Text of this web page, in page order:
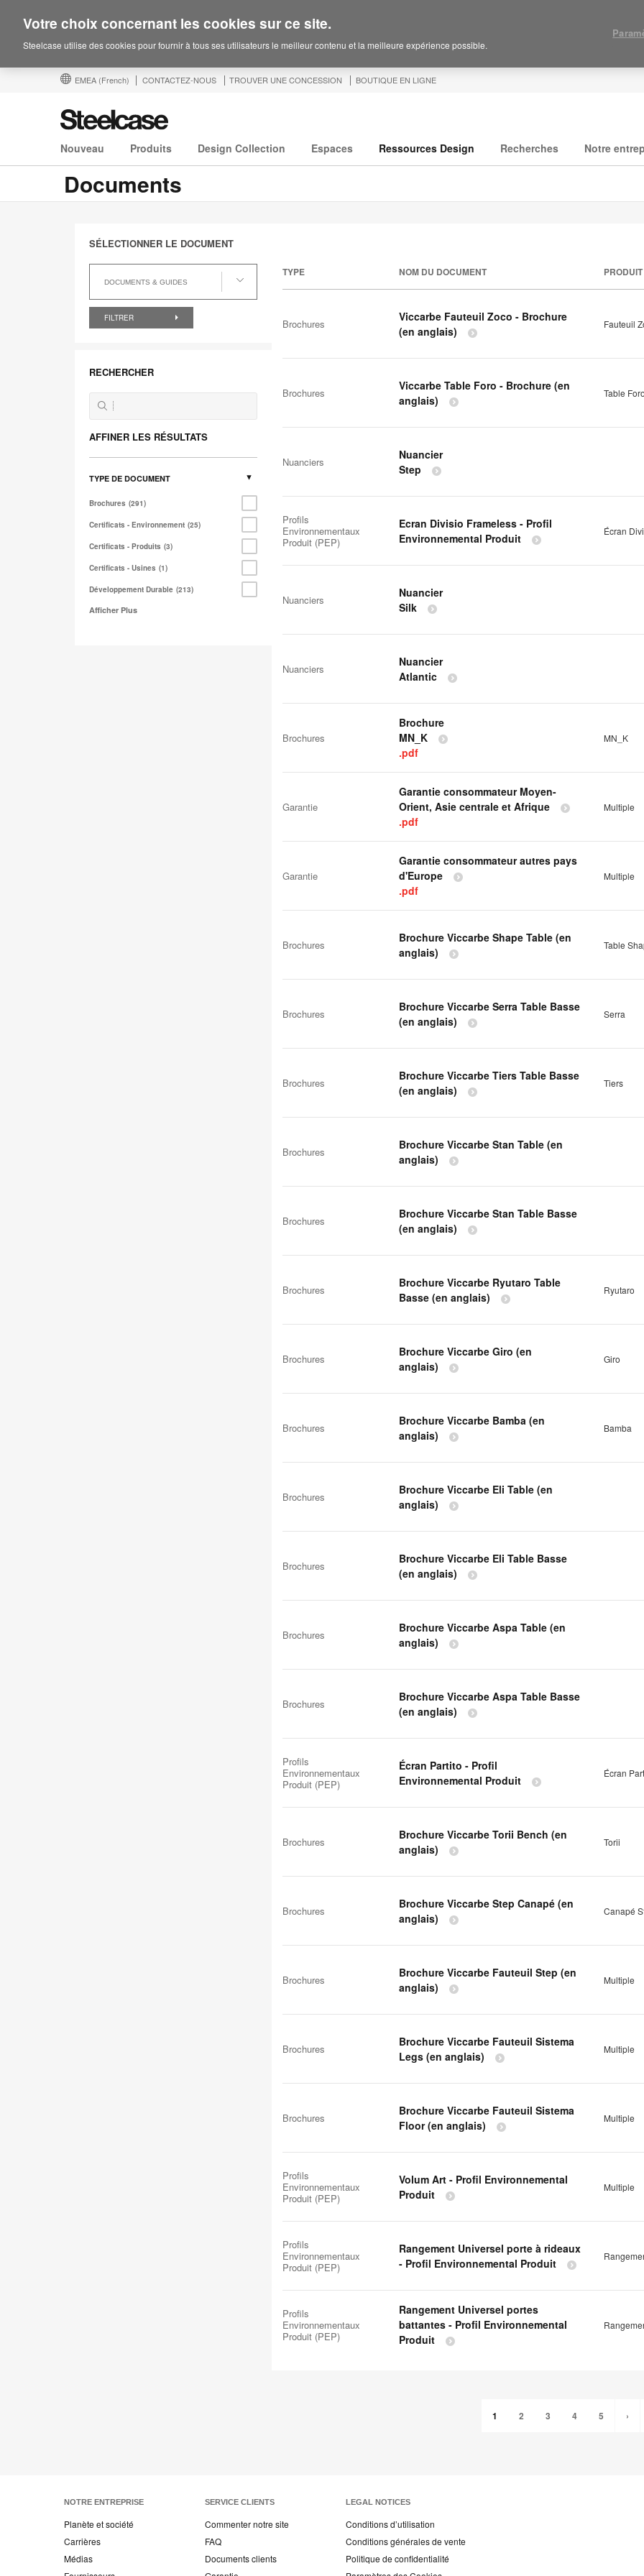
EMEA (French) CONTACTEZ-NOUS TROUVER UNE CONCESSION BOUTIQUE EN LIGNE
Nouveau Produits Design Collection Espaces Ressources Design Recherches Notre
Documents
SÉLECTIONNER LE DOCUMENT
DOCUMENTS & GUIDES
FILTRER
RECHERCHER
AFFINER LES RÉSULTATS
TYPE DE DOCUMENT
Brochures 291
Certificats - Environnement 25
Certificats - Produits 3
Certificats - Usines 1
Développement Durable 213
Afficher Plus
TYPE NOM DU DOCUMENT PRODUIT
Brochures
Viccarbe Fauteuil Zoco - Brochure
(en anglais)
Fauteuil
Brochures
Viccarbe Table Foro - Brochure (en
anglais)
Table
Nuanciers
Nuancier
Step
Profils
Environnementaux
Produit (PEP)
Ecran Divisio Frameless - Profil
Environnemental Produit
Écran
Nuanciers
Nuancier
Silk
Nuanciers
Nuancier
Atlantic
Brochures
Brochure
MN_K
.pdf
MN_K
Garantie
Garantie consommateur Moyen-
Orient, Asie centrale et Afrique
.pdf
Multiple
Garantie
Garantie consommateur autres pays
d'Europe
.pdf
Multiple
Brochures
Brochure Viccarbe Shape Table (en
anglais)
Table
Brochures
Brochure Viccarbe Serra Table Basse
(en anglais)
Serra
Brochures
Brochure Viccarbe Tiers Table Basse
(en anglais)
Tiers
Brochures
Brochure Viccarbe Stan Table (en
anglais)
Brochures
Brochure Viccarbe Stan Table Basse
(en anglais)
Brochures
Brochure Viccarbe Ryutaro Table
Basse (en anglais)
Ryutaro
Brochures
Brochure Viccarbe Giro (en
anglais)
Giro
Brochures
Brochure Viccarbe Bamba (en
anglais)
Bamba
Brochures
Brochure Viccarbe Eli Table (en
anglais)
Brochures
Brochure Viccarbe Eli Table Basse
(en anglais)
Brochures
Brochure Viccarbe Aspa Table (en
anglais)
Brochures
Brochure Viccarbe Aspa Table Basse
(en anglais)
Profils
Environnementaux
Produit (PEP)
Écran Partito - Profil
Environnemental Produit
Écran
Brochures
Brochure Viccarbe Torii Bench (en
anglais)
Torii
Brochures
Brochure Viccarbe Step Canapé (en
anglais)
Canapé
Brochures
Brochure Viccarbe Fauteuil Step (en
anglais)
Multiple
Brochures
Brochure Viccarbe Fauteuil Sistema
Legs (en anglais)
Multiple
Brochures
Brochure Viccarbe Fauteuil Sistema
Floor (en anglais)
Multiple
Profils
Environnementaux
Produit (PEP)
Volum Art - Profil Environnemental
Produit
Multiple
Profils
Environnementaux
Produit (PEP)
Rangement Universel porte à rideaux
- Profil Environnemental Produit
Profils
Environnementaux
Produit (PEP)
Rangement Universel portes
battantes - Profil Environnemental
Produit
1 2 3 4 5 ›
NOTRE ENTREPRISE
Planète et société
Carrières
Médias
SERVICE CLIENTS
Commenter notre site
FAQ
Documents clients
LEGAL NOTICES
Conditions d’utilisation
Conditions générales de vente
Politique de confidentialité
Votre choix concernant les cookies sur ce site.
Steelcase utilise des cookies pour fournir à tous ses utilisateurs le meilleur contenu et la meilleure expérience possible.